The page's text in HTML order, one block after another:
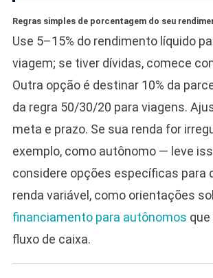
Regras simples de porcentagem do seu
Use 5–15% do rendimento líquido
viagem; se tiver dívidas, comece
Outra opção é destinar 10% da
da regra 50/30/20 para viagens.
meta e prazo. Se sua renda for
exemplo, como autônomo — leve
considere opções específicas para
renda variável, como orientações
financiamento para autônomos
fluxo de caixa.